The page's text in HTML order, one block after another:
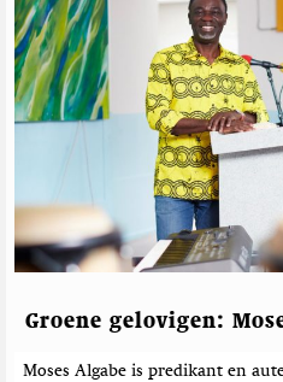
Groene gelovigen:
Moses Algabe is predikant en